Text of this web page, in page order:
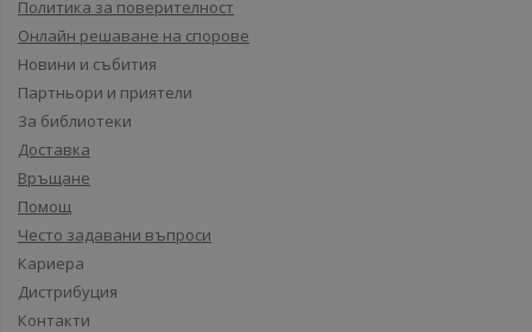
Политика за поверителност
Онлайн решаване на спорове
Новини и събития
Партньори и приятели
За библиотеки
Доставка
Връщане
Помощ
Често задавани въпроси
Кариера
Дистрибуция
Контакти